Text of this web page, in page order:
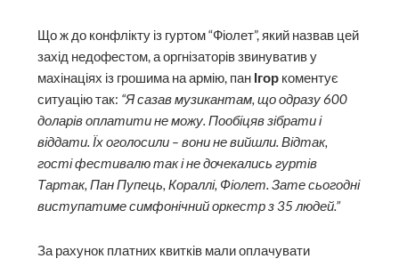
Що ж до конфлікту із гуртом “Фіолет”, який назвав цей
захід недофестом, а оргнізаторів звинуватив у
махінаціях із грошима на армію, пан Ігор коментує
ситуацію так: “Я сазав музикантам, що одразу 600
доларів оплатити не можу. Пообіцяв зібрати і
віддати. Їх оголосили – вони не вийшли. Відтак,
гості фестивалю так і не дочекались гуртів
Тартак, Пан Пупець, Кораллі, Фіолет. Зате сьогодні
виступатиме симфонічний оркестр з 35 людей.”
За рахунок платних квитків мали оплачувати